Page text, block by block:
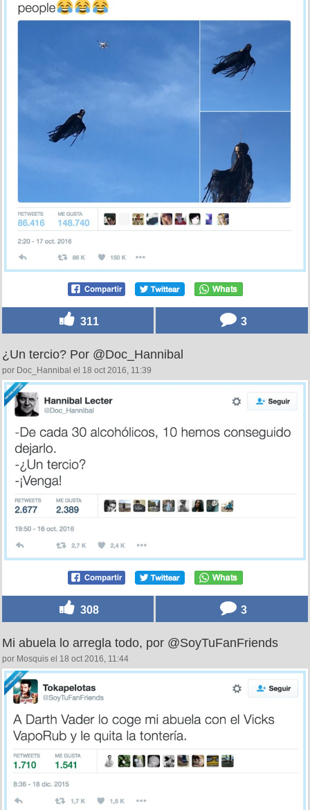
311 3
¿Un tercio? Por @Doc_Hannibal
por Doc_Hannibal el 18 oct 2016, 11:39
308 3
Mi abuela lo arregla todo, por @SoyTuFanFriends
por Mosquis el 18 oct 2016, 11:44